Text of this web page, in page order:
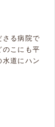
さる病院で
のこにも平
道にハン